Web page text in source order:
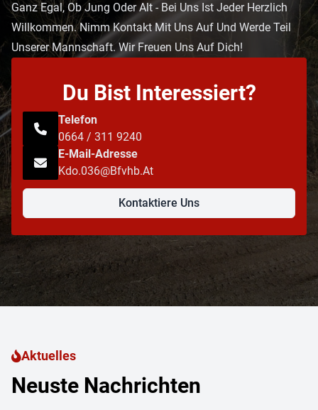
Ganz Egal, Ob Jung Oder Alt - Bei Uns Ist Jeder Herzlich
Willkommen. Nimm Kontakt Mit Uns Auf Und Werde Teil
Unserer Mannschaft. Wir Freuen Uns Auf Dich!
Du Bist Interessiert?
Telefon
0664 / 311 9240
E-Mail-Adresse
Kdo.036@bfvhb.at
Kontaktiere Uns
Aktuelles
Neuste Nachrichten